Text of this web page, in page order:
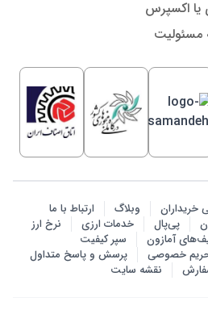
یا اکسپرس
مسئولیت
خریداران وبلاگ
ارتباط با ما
پی‌پال خدمات ارزی
نرخ ارز
آمازون
سپر کیفیت
خصوصی
پرسش‌ و پاسخ متداول
نقشه سایت